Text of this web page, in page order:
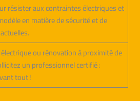
résister aux contraintes électriques et
en matière de sécurité et de
ou rénovation à proximité de
un professionnel certifié :
tout !